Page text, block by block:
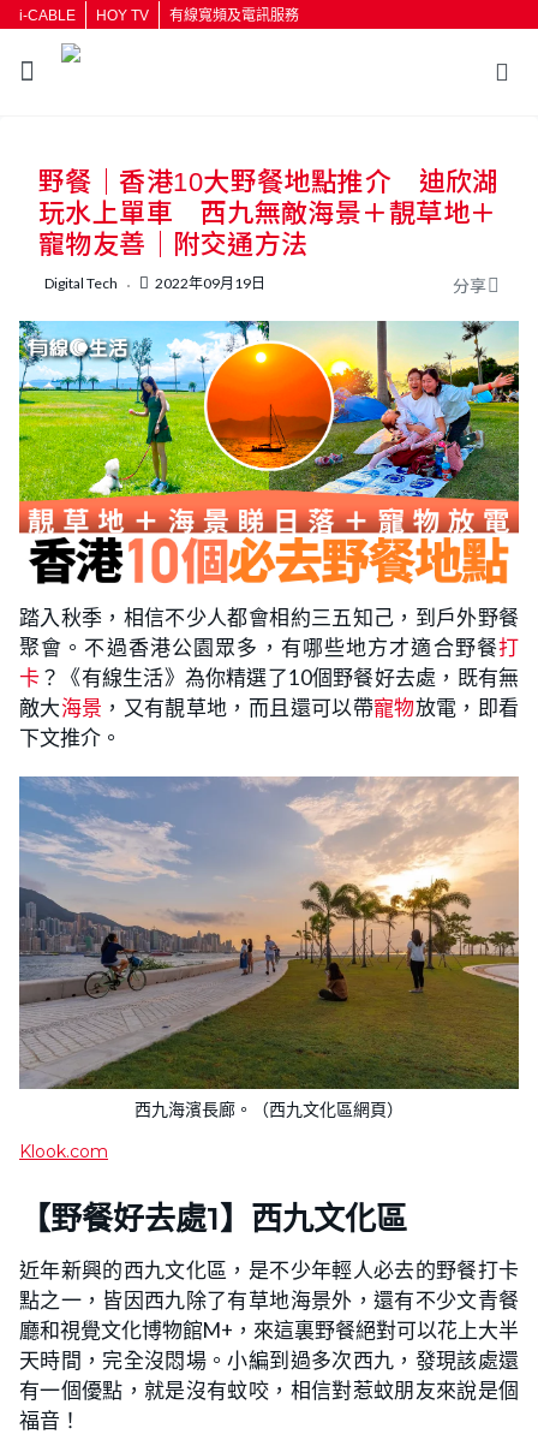
i-CABLE HOY TV 有線寬頻及電訊服務
按輸入鍵開始搜尋
野餐｜香港10大野餐地點推介 迪欣湖
玩水上單車 西九無敵海景＋靚草地＋
寵物友善｜附交通方法
Digital Tech 2022年09月19日 分享
踏入秋季，相信不少人都會相約三五知己，到戶外野餐
聚會。不過香港公園眾多，有哪些地方才適合野餐打
卡？《有線生活》為你精選了10個野餐好去處，既有無
敵大海景 ，又有靚草地，而且還可以帶寵物放電，即看
下文推介。
西九海濱長廊。（西九文化區網頁）
Klook.com
【野餐好去處1】西九文化區
近年新興的西九文化區，是不少年輕人必去的野餐打卡
點之一，皆因西九除了有草地海景外，還有不少文青餐
廳和視覺文化博物館M+，來這裏野餐絕對可以花上大半
天時間，完全沒悶場。小編到過多次西九，發現該處還
有一個優點，就是沒有蚊咬，相信對惹蚊朋友來說是個
福音！